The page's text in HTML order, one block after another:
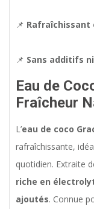
📌
📌 Sans additifs
Eau de
Fraîcheur
L’eau de coco
rafraîchissante,
quotidien. Extraite
riche en
ajoutés. Connue